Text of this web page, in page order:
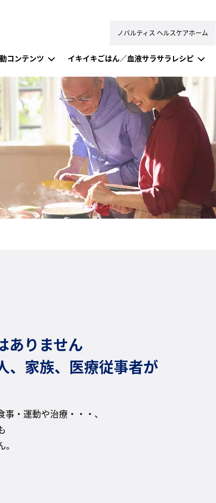
ノバルティス ヘルスケアホーム
コンテンツ イキイキごはん／血液サラサラレシピ
ありません
、家族、医療従事者が
・運動や治療・・・、